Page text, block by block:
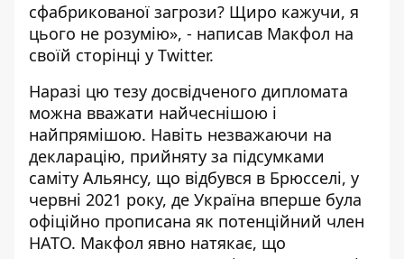
сфабрикованої загрози? Щиро кажучи, я
цього не розумію», - написав Макфол на
своїй сторінці у Twitter.
Наразі цю тезу досвідченого дипломата
можна вважати найчеснішою і
найпрямішою. Навіть незважаючи на
декларацію, прийняту за підсумками
саміту Альянсу, що відбувся в Брюсселі, у
червні 2021 року, де Україна вперше була
офіційно прописана як потенційний член
НАТО. Макфол явно натякає, що